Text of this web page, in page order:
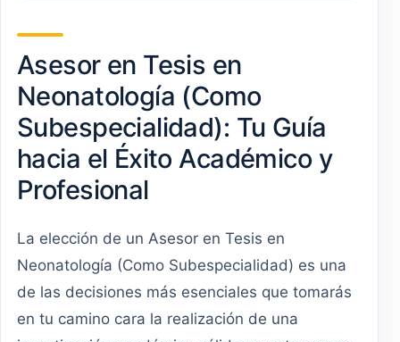
Asesor en Tesis en
Neonatología (Como
Subespecialidad): Tu Guía
hacia el Éxito Académico y
Profesional
La elección de un Asesor en Tesis en
Neonatología (Como Subespecialidad) es una
de las decisiones más esenciales que tomarás
en tu camino cara la realización de una